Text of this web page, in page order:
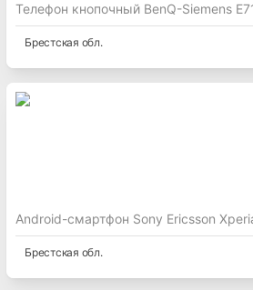
Телефон кнопочный BenQ-Siemens
Брестская обл.
Android-смартфон Sony Ericsson
Брестская обл.